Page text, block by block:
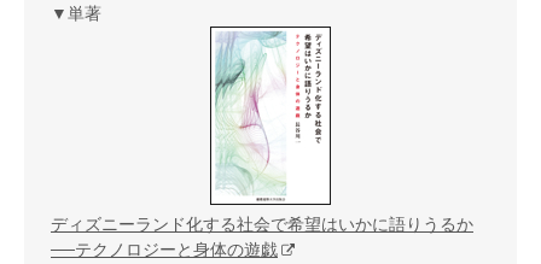
▼単著
ディズニーランド化する社会で希望はいかに語りうるか
──テクノロジーと身体の遊戯